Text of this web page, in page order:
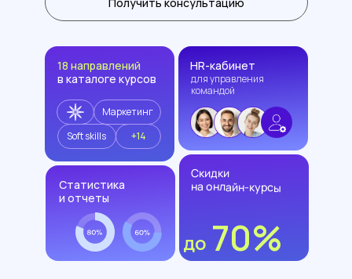
Скидки
на онлайн-курсы
70%
до
18 направлений
в каталоге курсов
Маркетинг
Soft skills
+14
HR-кабинет
для управления
командой
Статистика
и отчеты